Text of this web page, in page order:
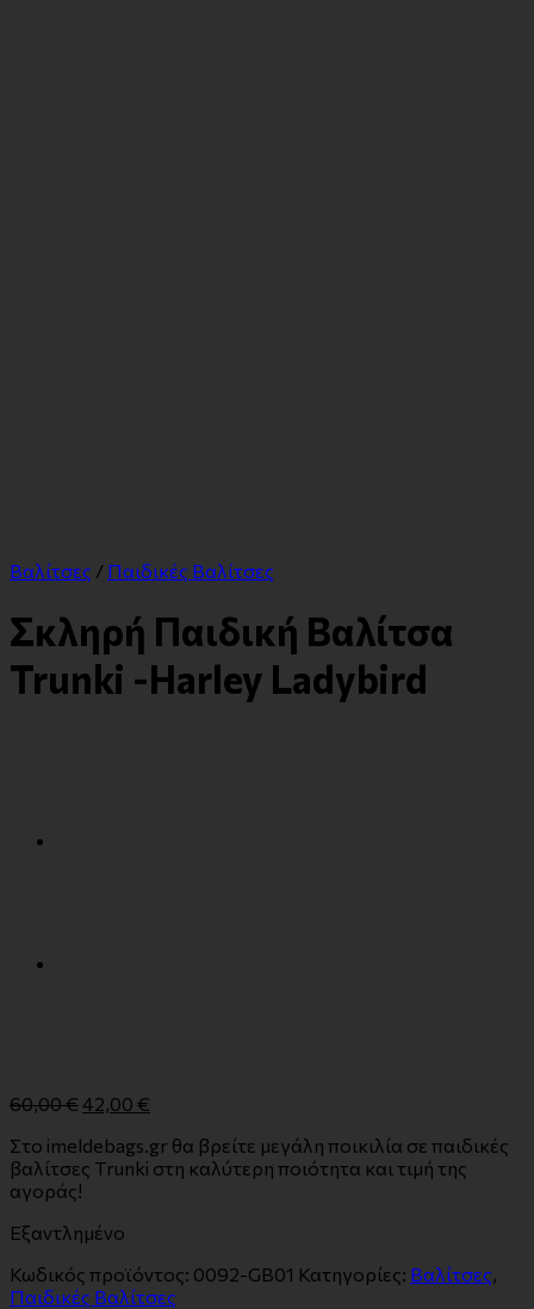
Βαλίτσες / Παιδικές Βαλίτσες
Σκληρή Παιδική Βαλίτσα
Trunki -Harley Ladybird
60,00€42,00 €
Στο imeldebags.gr θα βρείτε μεγάλη ποικιλία σε παιδικές
βαλίτσες Τrunki στη καλύτερη ποιότητα και τιμή της
αγοράς!
Εξαντλημένο
Κωδικός προϊόντος: 0092-GB01 Κατηγορίες: Βαλίτσες
Παιδικές Βαλίτσες